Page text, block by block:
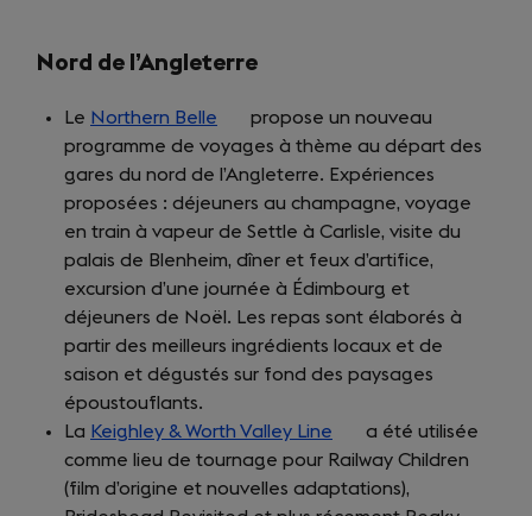
Nord de l’Angleterre
Le Northern Belle (opens
in
a
new
tab)
propose un nouveau
programme de voyages à thème au départ des
gares du nord de l’Angleterre. Expériences
proposées : déjeuners au champagne, voyage
en train à vapeur de Settle à Carlisle, visite du
palais de Blenheim, dîner et feux d’artifice,
excursion d’une journée à Édimbourg et
déjeuners de Noël. Les repas sont élaborés à
partir des meilleurs ingrédients locaux et de
saison et dégustés sur fond des paysages
époustouflants.
La Keighley & Worth Valley Line (opens
in
a
a été utilisée
comme lieu de tournage pour Railway Children
(film d’origine et nouvelles adaptations),